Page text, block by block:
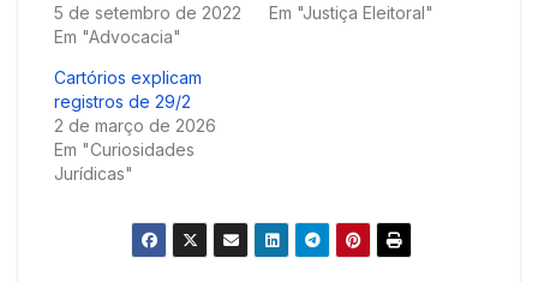
5 de setembro de 2022
Em "Advocacia"
Em "Justiça Eleitoral"
Cartórios explicam
registros de 29/2
2 de março de 2026
Em "Curiosidades
Jurídicas"